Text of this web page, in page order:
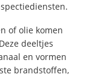
of olie komen
deeltjes
en vormen
brandstoffen,